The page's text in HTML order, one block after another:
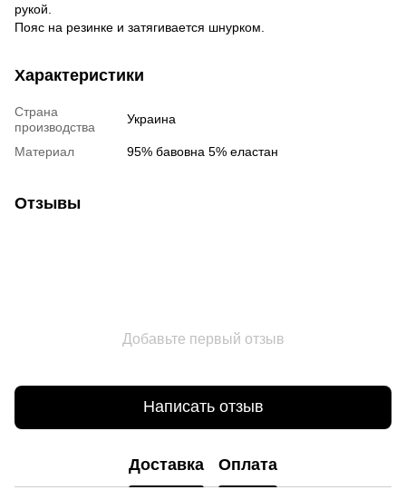
рукой.
Пояс на резинке и затягивается шнурком.
Характеристики
Страна
производства
Украина
Материал 95% бавовна 5% еластан
Отзывы
Добавьте первый отзыв
Написать отзыв
Доставка Оплата